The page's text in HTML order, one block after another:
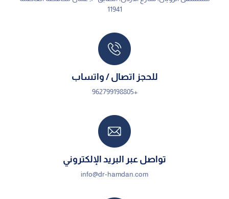
11941
للحجز اتصال / واتساب
+962799198805
تواصل عبر البريد الإلكتروني
info@dr-hamdan.com